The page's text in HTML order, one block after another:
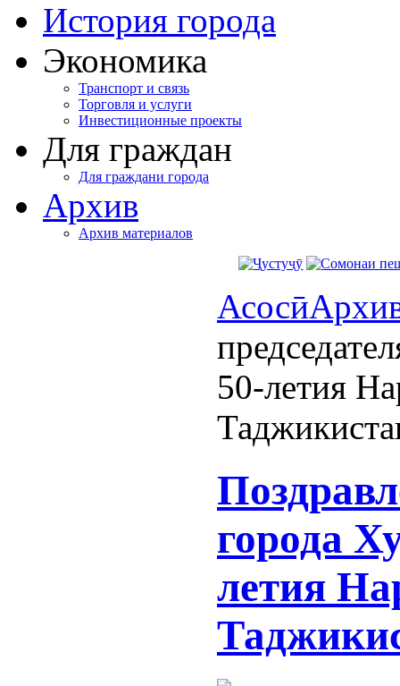
История города
Экономика
Транспорт и связь
Торговля и услуги
Инвестиционные проекты
Для граждан
Для граждани города
Архив
Архив материалов
Асосӣ
50-летия
города
летия